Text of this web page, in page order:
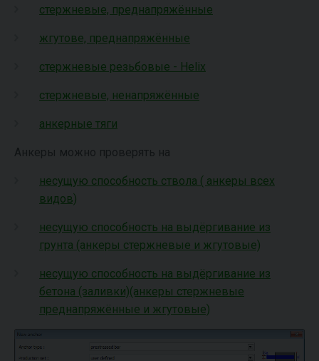
стержневые, преднапряжённые
жгутове, преднапряжённые
стержневые резьбовые - Helix
стержневые, ненапряжённые
анкерные тяги
Анкеры можно проверять на
несущую способность ствола ( анкеры всех
видов)
несущую способность на выдёргивание из
грунта (анкеры стержневые и жгутовые)
несущую способность на выдёргивание из
бетона (заливки)(анкеры стержневые
преднапряжённые и жгутовые)